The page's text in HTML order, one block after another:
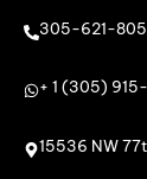
305-621-
+ 1 (305)
15536 NW